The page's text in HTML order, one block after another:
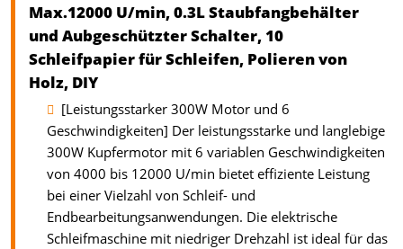
Max.12000 U/min, 0.3L Staubfangbehälter
und Aubgeschützter Schalter, 10
Schleifpapier für Schleifen, Polieren von
Holz, DIY
[Leistungsstarker 300W Motor und 6
Geschwindigkeiten] Der leistungsstarke und langlebige
300W Kupfermotor mit 6 variablen Geschwindigkeiten
von 4000 bis 12000 U/min bietet effiziente Leistung
bei einer Vielzahl von Schleif- und
Endbearbeitungsanwendungen. Die elektrische
Schleifmaschine mit niedriger Drehzahl ist ideal für das